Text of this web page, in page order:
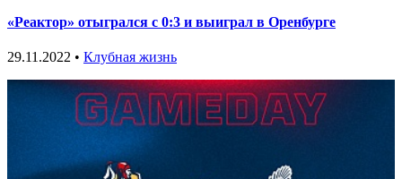
«Реактор» отыгрался с 0:3 и выиграл в Оренбурге
29.11.2022 • Клубная жизнь